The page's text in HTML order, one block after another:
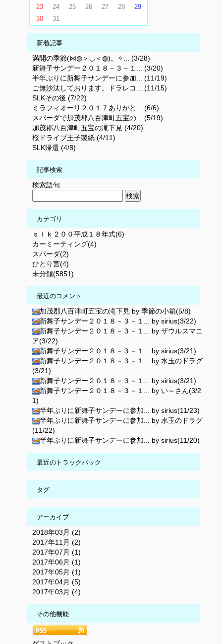
23
24 25 26 27 28
29
30
31
新着記事
満開の季節(⋈◍＞◡＜◍)。✧... (3/28)
新舞子サンデー２０１８－３－１... (3/20)
半年ぶりに新舞子サンデーに参加... (11/19)
ご無沙汰しております。ドラレコ... (11/15)
SLKその後 (7/22)
ミラフィオーリ２０１７ありがと... (6/6)
スパーダで加茂郡八百津町五宝の... (5/19)
加茂郡八百津町五宝の滝下見 (4/20)
桜ドライブ王子製紙 (4/11)
SLK帰還 (4/8)
記事検索
検索語句
カテゴリ
ｓｌｋ２００平成１８年式(6)
カーミーティング(4)
スパーダ(2)
ひとり言(4)
未分類(5851)
最近のコメント
加茂郡八百津町五宝の滝下見 by 季節の小箱(5/8)
新舞子サンデー２０１８－３－１... by sirius(3/22)
新舞子サンデー２０１８－３－１... by ザウルスマニ
ア(3/22)
新舞子サンデー２０１８－３－１... by sirius(3/21)
新舞子サンデー２０１８－３－１... by 水玉のドラグ
(3/21)
新舞子サンデー２０１８－３－１... by sirius(3/21)
新舞子サンデー２０１８－３－１... by い～さん(3/2
1)
半年ぶりに新舞子サンデーに参加... by sirius(11/23)
半年ぶりに新舞子サンデーに参加... by 水玉のドラグ
(11/22)
半年ぶりに新舞子サンデーに参加... by sirius(11/20)
最近のトラックバック
タグ
アーカイブ
2018年03月 (2)
2017年11月 (2)
2017年07月 (1)
2017年06月 (1)
2017年05月 (1)
2017年04月 (5)
2017年03月 (4)
その他機能